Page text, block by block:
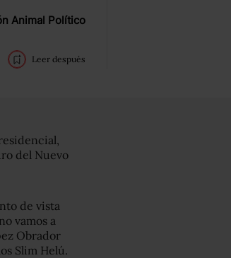
Animal Político
Leer después
del Nuevo
de vista
vamos a
Obrador
Slim Helú.